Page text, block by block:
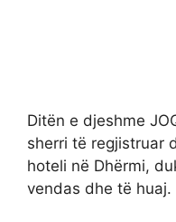
Ditën e djeshme
sherri të regjistruar
hoteli në Dhërmi,
vendas dhe të huaj.